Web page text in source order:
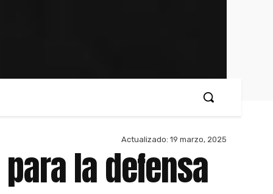
Actualizado: 19 marzo, 2025
la defensa